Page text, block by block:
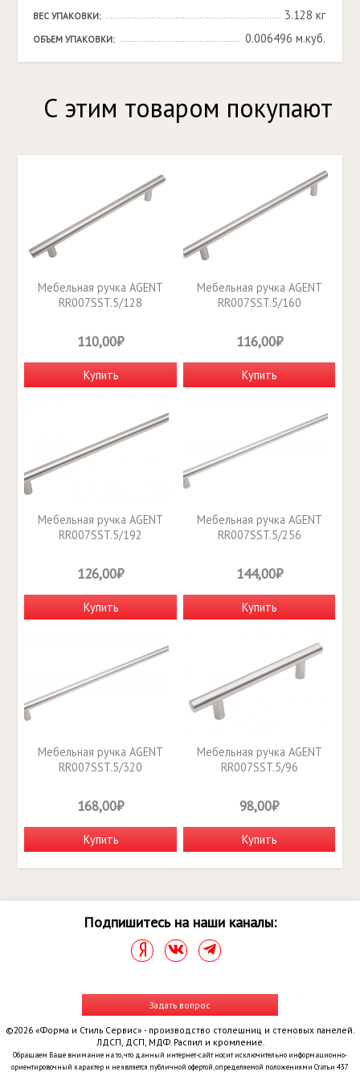
ВЕС УПАКОВКИ: 3.128 кг
ОБЪЕМ УПАКОВКИ: 0.006496 м.куб.
С этим товаром покупают
Мебельная ручка AGENT
RR007SST.5/128
110,00₽
Купить
Мебельная ручка AGENT
RR007SST.5/160
116,00₽
Купить
Мебельная ручка AGENT
RR007SST.5/192
126,00₽
Купить
Мебельная ручка AGENT
RR007SST.5/256
144,00₽
Купить
Мебельная ручка AGENT
RR007SST.5/320
168,00₽
Купить
Мебельная ручка AGENT
RR007SST.5/96
98,00₽
Купить
Подпишитесь на наши каналы:
Задать вопрос
©2026 «Форма и Стиль Сервис» - производство столешниц и стеновых панелей.
ЛДСП, ДСП, МДФ. Распил и кромление.
Обращаем Ваше внимание на то, что данный интернет-сайт носит исключительно информационно-
ориентировочный характер и не является публичной офертой, определяемой положениями Статьи 437